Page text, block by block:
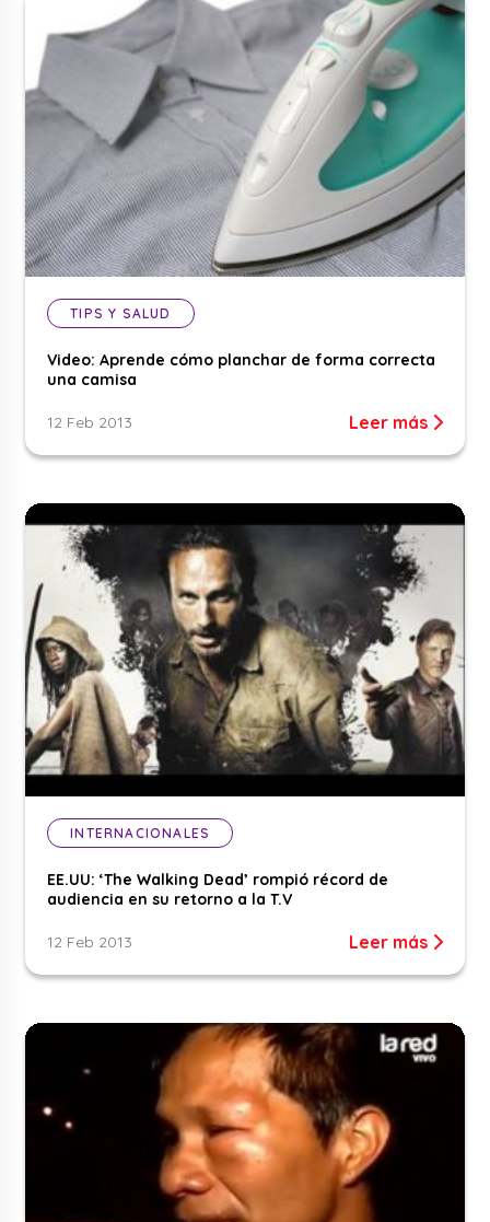
TIPS Y SALUD
Video: Aprende cómo planchar de forma correcta
una camisa
12 Feb 2013 Leer más
INTERNACIONALES
EE.UU: ‘The Walking Dead’ rompió récord de
audiencia en su retorno a la T.V
12 Feb 2013 Leer más